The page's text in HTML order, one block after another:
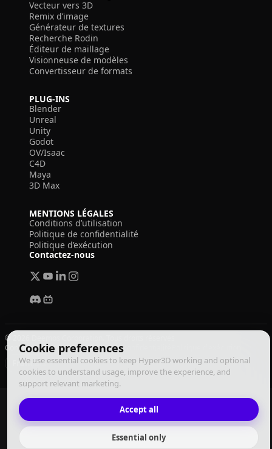
Cookie preferences
We use essential cookies to keep Hyper3D working and optional
cookies to understand usage, improve the experience, and
support relevant marketing.
Accept all
Essential only
Vecteur vers 3D
Remix d’image
Générateur de textures
Recherche Rodin
Éditeur de maillage
Visionneuse de modèles
Convertisseur de formats
PLUG-INS
Blender
Unreal
Unity
Godot
OV/Isaac
C4D
Maya
3D Max
MENTIONS LÉGALES
Conditions d’utilisation
Politique de confidentialité
Politique d’exécution
Contactez-nous
© 2026 Deemos Corporation. Tous droits réservés
Conditions d'utilisationPolitique de confidentialité
Français